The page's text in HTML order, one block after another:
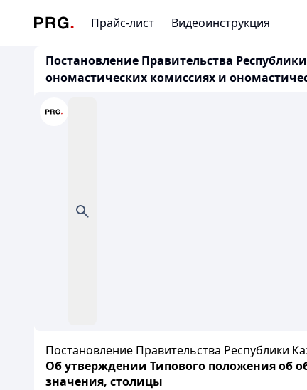
Прайс-лист Видеоинструкция
Постановление Правительства
ономастических комиссиях и
Постановление Правительства Республики
Об утверждении Типового положения об
значения, столицы